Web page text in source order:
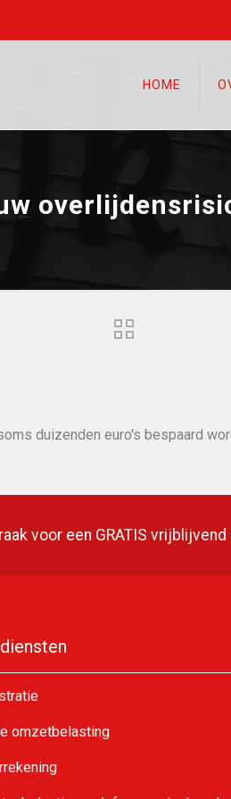
HOME
duizenden euro's bespaard
voor een GRATIS
omzetbelasting